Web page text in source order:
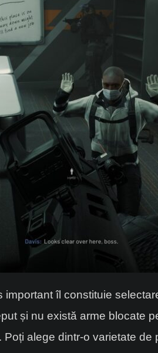
îl constituie
și nu există arme blocate
alege dintr-o varietate